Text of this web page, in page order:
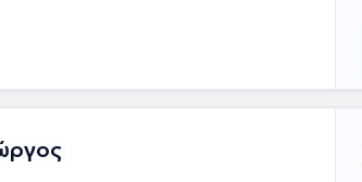
παρέχουν υπηρεσίες βάσει θεραπευτικών
τον θεράποντα ιατρό.